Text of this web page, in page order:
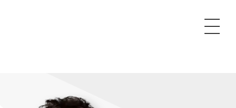
定額制Webマーケティング代行『マキトルくん』
格安でAI導入支援『あいのりAI』